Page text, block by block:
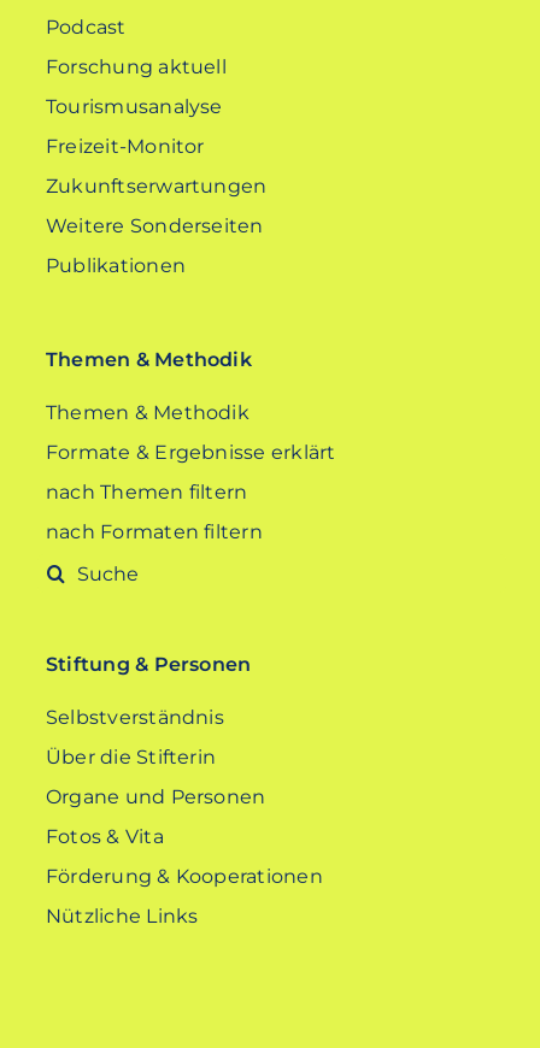
Podcast
Forschung aktuell
Tourismusanalyse
Freizeit-Monitor
Zukunftserwartungen
Weitere Sonderseiten
Publikationen
Themen & Methodik
Themen & Methodik
Formate & Ergebnisse erklärt
nach Themen filtern
nach Formaten filtern
Suche
Stiftung & Personen
Selbstverständnis
Über die Stifterin
Organe und Personen
Fotos & Vita
Förderung & Kooperationen
Nützliche Links